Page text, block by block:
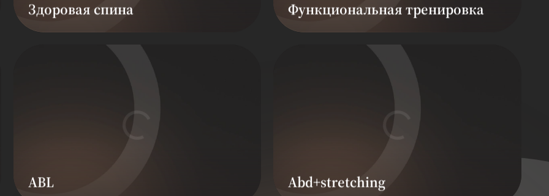
Здоровая спина Функциональная тренировка
ABL Abd+stretching